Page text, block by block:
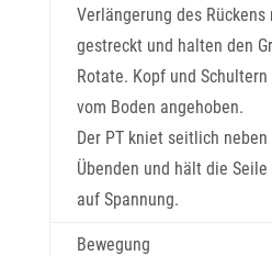
Verlängerung des Rückens
gestreckt und halten den
Rotate. Kopf und
vom Boden angehoben.
Der PT kniet seitlich neben
Übenden und hält die
auf Spannung.
Bewegung